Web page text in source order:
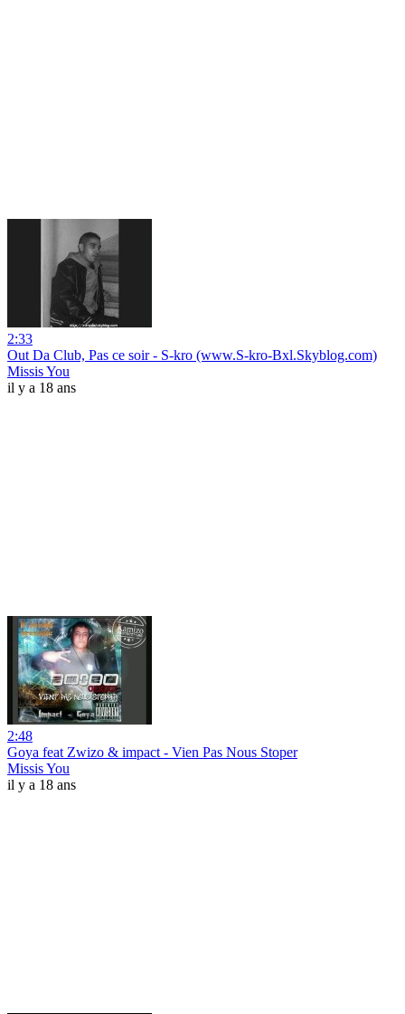
2:33
Out Da Club, Pas ce soir - S-kro (www.S-kro-Bxl.Skyblog.com)
Missis You
il y a 18 ans
2:48
Goya feat Zwizo & impact - Vien Pas Nous Stoper
Missis You
il y a 18 ans